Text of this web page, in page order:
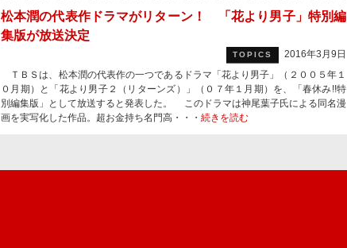
松本潤の代表作ドラマがリターン！ 「花より男子」特別編
集版が放送決定
TOPICS
2016年3月9日
ＴＢＳは、松本潤の代表作の一つであるドラマ「花より男子」（２００５年１
０月期）と「花より男子２（リターンズ）」（０７年１月期）を、「春休み!!特
別編集版」として放送すると発表した。 このドラマは神尾葉子氏による同名漫
画を実写化した作品。超お金持ち名門高・・・ 続きを読む